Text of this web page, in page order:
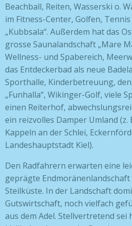
Beachball, Reiten, Wasserski o.
im Fitness-Center, Golfen,
„Kubbsala“. Außerdem hat das
grosse Saunalandschaft „Mare
Wellness- und Spabereich,
das Entdeckerbad als neue
Sporthalle, Kinderbetreuung,
„Funhalla“, Wikinger-Golf, viele
einen Reiterhof,
ein reizvolles Damper Umland (z.
Kappeln an der Schlei,
Landeshauptstadt Kiel).
Den Radfahrern erwarten eine
geprägte
Steilküste. In der Landschaft
Gutswirtschaft, noch vielfach
aus dem Adel. Stellvertretend sei